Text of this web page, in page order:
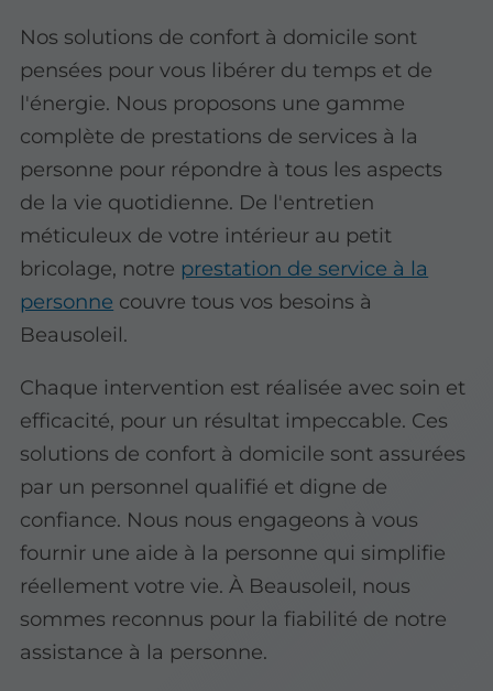
Nos solutions de confort à domicile sont
pensées pour vous libérer du temps et de
l'énergie. Nous proposons une gamme
complète de prestations de services à la
personne pour répondre à tous les aspects
de la vie quotidienne. De l'entretien
méticuleux de votre intérieur au petit
bricolage, notre prestation de service à la
personne couvre tous vos besoins à
Beausoleil.
Chaque intervention est réalisée avec soin et
efficacité, pour un résultat impeccable. Ces
solutions de confort à domicile sont assurées
par un personnel qualifié et digne de
confiance. Nous nous engageons à vous
fournir une aide à la personne qui simplifie
réellement votre vie. À Beausoleil, nous
sommes reconnus pour la fiabilité de notre
assistance à la personne.